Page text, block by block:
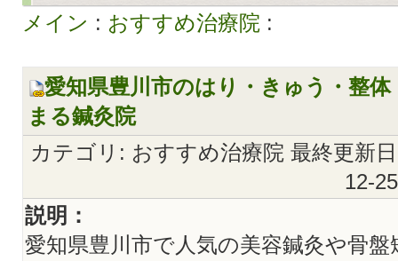
メイン : おすすめ治療院 :
愛知県豊川市のはり・きゅう・整
まる鍼灸院
カテゴリ: おすすめ治療院 最終更新
12-
説明：
愛知県豊川市で人気の美容鍼灸や骨盤